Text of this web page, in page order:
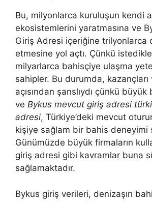
Bu, milyonlarca kuruluşun kendi
ekosistemlerini yaratmasına ve
Giriş Adresi içeriğine trilyonlarca
etmesine yol açtı. Çünkü
milyarlarca bahisçiye ulaşma
sahipler. Bu durumda, kazançları
açısından şanslıydı çünkü
ve Bykus mevcut giriş adresi
adresi, Türkiye’deki mevcut
kişiye sağlam bir bahis deneyimi
Günümüzde büyük firmaların
giriş adresi gibi kavramlar buna
sağlamaktadır.
Bykus giriş verileri, denizaşırı